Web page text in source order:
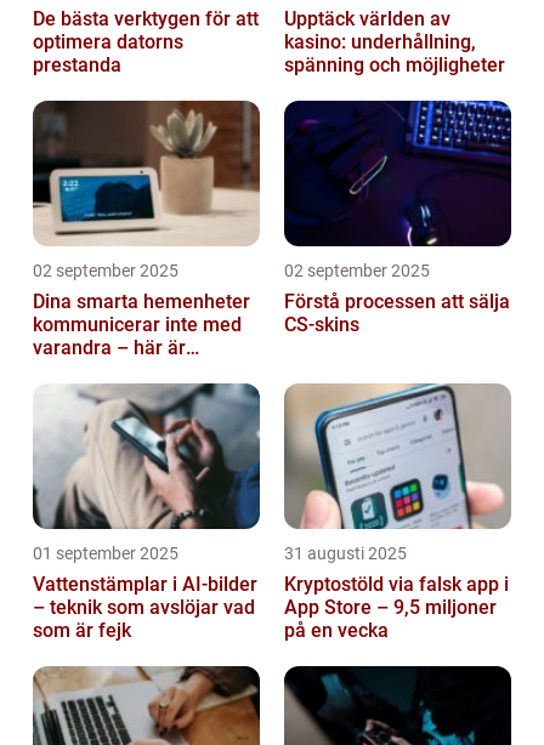
De bästa verktygen för att
optimera datorns
prestanda
Upptäck världen av
kasino: underhållning,
spänning och möjligheter
02 september 2025
Dina smarta hemenheter
kommunicerar inte med
varandra – här är
02 september 2025
Förstå processen att sälja
CS-skins
01 september 2025
Vattenstämplar i AI-bilder
– teknik som avslöjar vad
som är fejk
31 augusti 2025
Kryptostöld via falsk app i
App Store – 9,5 miljoner
på en vecka